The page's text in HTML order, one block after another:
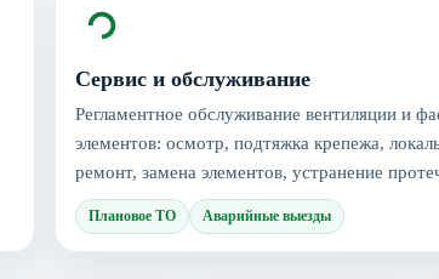
Сервис и обслуживание
Регламентное обслуживание вентиляции и
элементов: осмотр, подтяжка крепежа,
ремонт, замена элементов, устранение
Плановое ТО Аварийные выезды